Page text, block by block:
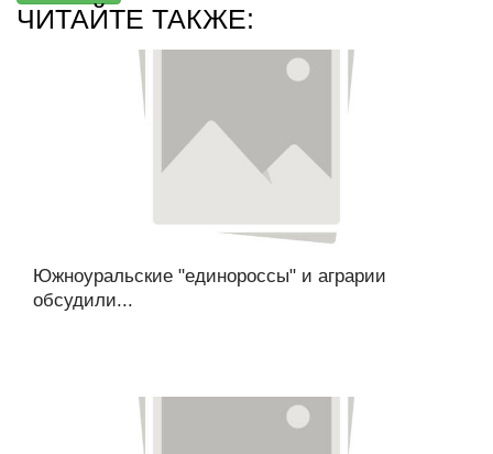
ЧИТАЙТЕ ТАКЖЕ:
Южноуральские "единороссы" и аграрии
обсудили...